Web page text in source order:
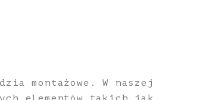
montażowe. W naszej